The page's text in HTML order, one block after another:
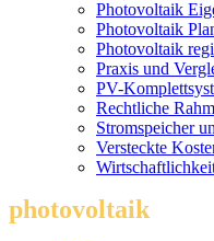
Photovoltaik
Photovoltaik
Photovoltaik
Praxis und
PV-
Rechtliche
Stromspeicher
Versteckte
photovoltaik